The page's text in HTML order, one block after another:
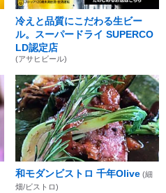
冷えと品質にこだわる生ビー
ル。スーパードライ SUPERCO
LD認定店
(アサヒビール)
和モダンビストロ 千年Olive (細
畑/ビストロ)